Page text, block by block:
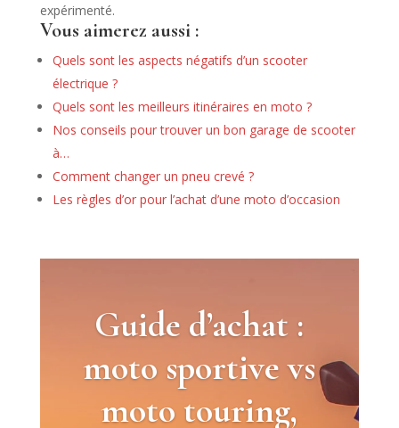
expérimenté.
Vous aimerez aussi :
Quels sont les aspects négatifs d’un scooter
électrique ?
Quels sont les meilleurs itinéraires en moto ?
Nos conseils pour trouver un bon garage de scooter
à…
Comment changer un pneu crevé ?
Les règles d’or pour l’achat d’une moto d’occasion
Guide d’achat :
moto sportive vs
moto touring,